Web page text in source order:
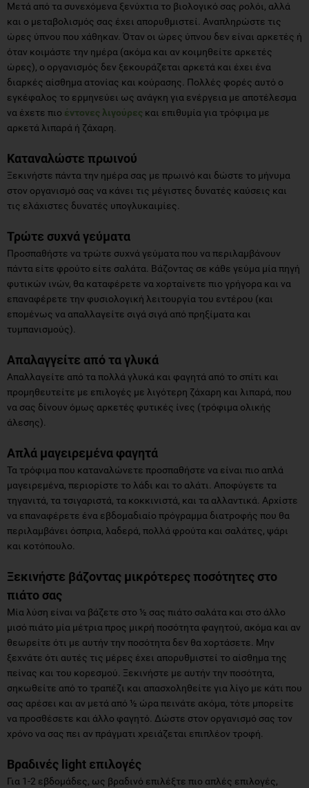
Μετά από τα συνεχόμενα ξενύχτια το βιολογικό σας ρολόι, αλλά
και ο μεταβολισμός σας έχει απορυθμιστεί. Αναπληρώστε τις
ώρες ύπνου που χάθηκαν. Όταν οι ώρες ύπνου δεν είναι αρκετές ή
όταν κοιμάστε την ημέρα (ακόμα και αν κοιμηθείτε αρκετές
ώρες), ο οργανισμός δεν ξεκουράζεται αρκετά και έχει ένα
διαρκές αίσθημα ατονίας και κούρασης. Πολλές φορές αυτό ο
εγκέφαλος το ερμηνεύει ως ανάγκη για ενέργεια με αποτέλεσμα
να έχετε πιο έντονες λιγούρες και επιθυμία για τρόφιμα με
αρκετά λιπαρά ή ζάχαρη.
Καταναλώστε πρωινού
Ξεκινήστε πάντα την ημέρα σας με πρωινό και δώστε το μήνυμα
στον οργανισμό σας να κάνει τις μέγιστες δυνατές καύσεις και
τις ελάχιστες δυνατές υπογλυκαιμίες.
Τρώτε συχνά γεύματα
Προσπαθήστε να τρώτε συχνά γεύματα που να περιλαμβάνουν
πάντα είτε φρούτο είτε σαλάτα. Βάζοντας σε κάθε γεύμα μία πηγή
φυτικών ινών, θα καταφέρετε να χορταίνετε πιο γρήγορα και να
επαναφέρετε την φυσιολογική λειτουργία του εντέρου (και
επομένως να απαλλαγείτε σιγά σιγά από πρηξίματα και
τυμπανισμούς).
Απαλαγγείτε από τα γλυκά
Απαλλαγείτε από τα πολλά γλυκά και φαγητά από το σπίτι και
προμηθευτείτε με επιλογές με λιγότερη ζάχαρη και λιπαρά, που
να σας δίνουν όμως αρκετές φυτικές ίνες (τρόφιμα ολικής
άλεσης).
Απλά μαγειρεμένα φαγητά
Τα τρόφιμα που καταναλώνετε προσπαθήστε να είναι πιο απλά
μαγειρεμένα, περιορίστε το λάδι και το αλάτι. Αποφύγετε τα
τηγανιτά, τα τσιγαριστά, τα κοκκινιστά, και τα αλλαντικά. Αρχίστε
να επαναφέρετε ένα εβδομαδιαίο πρόγραμμα διατροφής που θα
περιλαμβάνει όσπρια, λαδερά, πολλά φρούτα και σαλάτες, ψάρι
και κοτόπουλο.
Ξεκινήστε βάζοντας μικρότερες ποσότητες στο
πιάτο σας
Μία λύση είναι να βάζετε στο ½ σας πιάτο σαλάτα και στο άλλο
μισό πιάτο μία μέτρια προς μικρή ποσότητα φαγητού, ακόμα και αν
θεωρείτε ότι με αυτήν την ποσότητα δεν θα χορτάσετε. Μην
ξεχνάτε ότι αυτές τις μέρες έχει απορυθμιστεί το αίσθημα της
πείνας και του κορεσμού. Ξεκινήστε με αυτήν την ποσότητα,
σηκωθείτε από το τραπέζι και απασχοληθείτε για λίγο με κάτι που
σας αρέσει και αν μετά από ½ ώρα πεινάτε ακόμα, τότε μπορείτε
να προσθέσετε και άλλο φαγητό. Δώστε στον οργανισμό σας τον
χρόνο να σας πει αν πράγματι χρειάζεται επιπλέον τροφή.
Βραδινές light επιλογές
Για 1-2 εβδομάδες, ως βραδινό επιλέξτε πιο απλές επιλογές,